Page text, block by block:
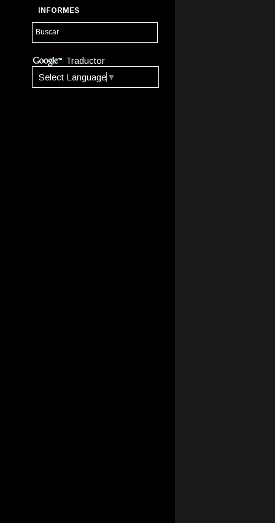
INFORMES
Traductor
Select Language ▼